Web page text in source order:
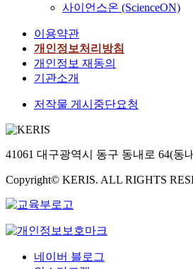
사이언스온 (ScienceON)
이용약관
개인정보처리방침
개인정보 재동의
기관소개
저작물 게시중단요청
41061 대구광역시 동구 동내로 64(동
Copyright© KERIS. ALL RIGHTS
네이버 블로그